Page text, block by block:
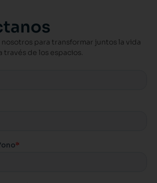
para transformar juntos la vida
través de los espacios.